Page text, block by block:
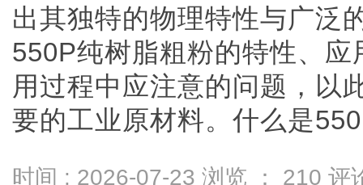
出其独特的物理特性与广泛
550P纯树脂粗粉的特性、
用过程中应注意的问题，以
要的工业原材料。什么是
时间 : 2026-07-23 浏览 ： 210 评